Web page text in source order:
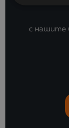
с нашите